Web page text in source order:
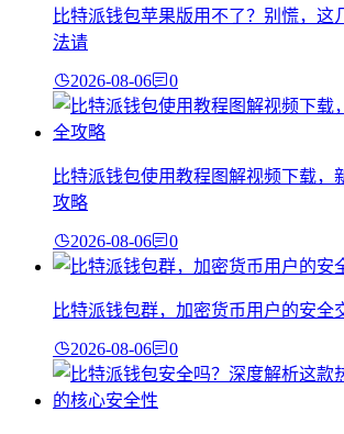
比特派钱包苹果版用不了？别慌，这
法请
2026-08-06 0
比特派钱包使用教程图解视频下载，
攻略
2026-08-06 0
比特派钱包群，加密货币用户的安全
2026-08-06 0